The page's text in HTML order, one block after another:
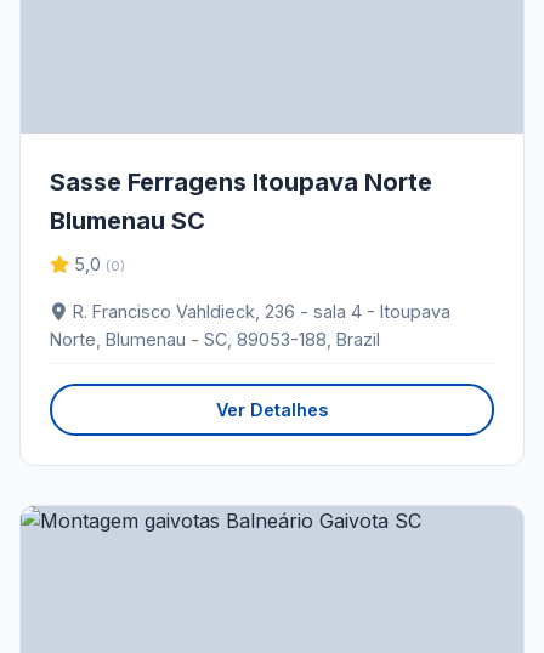
Sasse Ferragens Itoupava Norte
Blumenau SC
5,0 (0)
R. Francisco Vahldieck, 236 - sala 4 - Itoupava
Norte, Blumenau - SC, 89053-188, Brazil
Ver Detalhes